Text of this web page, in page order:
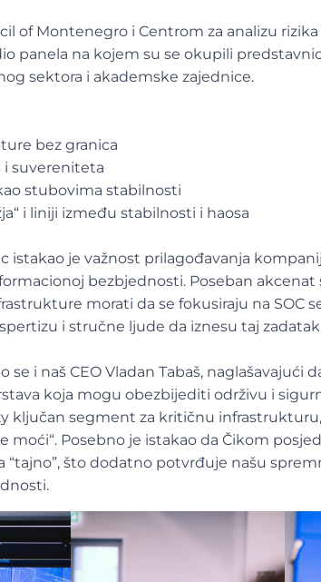
of Montenegro i Centrom za analizu
panela na kojem su se okupili
sektora i akademske zajednice.
bez granica
suvereniteta
stubovima stabilnosti
i liniji između stabilnosti i haosa
istakao je važnost prilagođavanja
bezbjednosti. Poseban
morati da se fokusiraju na SOC
i stručne ljude da iznesu taj
se i naš CEO Vladan Tabaš, naglašavajući
koja mogu obezbijediti održivu i
ključan segment za kritičnu
Posebno je istakao da Čikom
“tajno”, što dodatno potvrđuje našu